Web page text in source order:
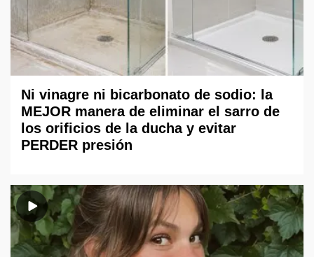
Ni vinagre ni bicarbonato de sodio: la
MEJOR manera de eliminar el sarro de
los orificios de la ducha y evitar
PERDER presión